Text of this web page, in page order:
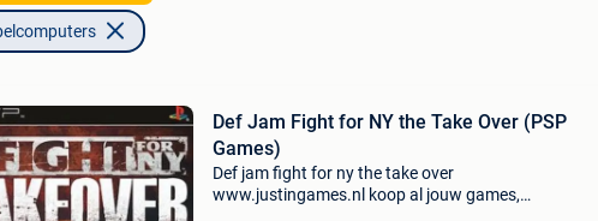
Def Jam Fight for NY the Take Over (PSP
Games)
Def jam fight for ny the take over
www.justingames.nl koop al jouw games,